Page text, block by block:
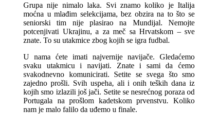
Grupa nije nimalo laka. Svi znamo koliko je Italija
moćna u mlađim selekcijama, bez obzira na to što se
seniorski tim nije plasirao na Mundijal. Nemojte
potcenjivati Ukrajinu, a za meč sa Hrvatskom – sve
znate. To su utakmice zbog kojih se igra fudbal.
U nama ćete imati najvernije navijače. Gledaćemo
svaku utakmicu i navijati. Znate i sami da ćemo
svakodnevno komunicirati. Setite se svega što smo
zajedno prošli. Svih uspeha, ali i onih teških dana iz
kojih smo izlazili još jači. Setite se nesrećnog poraza od
Portugala na prošlom kadetskom prvenstvu. Koliko
nam je malo falilo da uđemo u finale.